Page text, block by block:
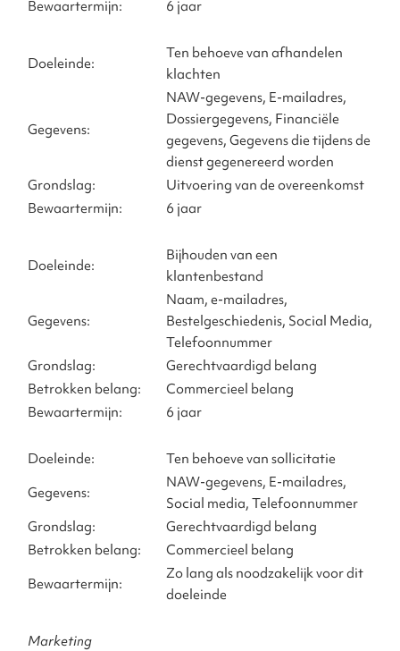
Bewaartermijn: 6 jaar
Doeleinde:
Ten behoeve van afhandelen
klachten
Gegevens:
NAW-gegevens, E-mailadres,
Dossiergegevens, Financiële
gegevens, Gegevens die tijdens de
dienst gegenereerd worden
Grondslag:
Uitvoering van de overeenkomst
Bewaartermijn:
6 jaar
Doeleinde:
Bijhouden van een
klantenbestand
Gegevens:
Naam, e-mailadres,
Bestelgeschiedenis, Social Media,
Telefoonnummer
Grondslag:
Gerechtvaardigd belang
Betrokken belang:
Commercieel belang
Bewaartermijn:
6 jaar
Doeleinde:
Ten behoeve van sollicitatie
Gegevens:
NAW-gegevens, E-mailadres,
Social media, Telefoonnummer
Grondslag:
Gerechtvaardigd belang
Betrokken belang:
Commercieel belang
Bewaartermijn:
Zo lang als noodzakelijk voor dit
doeleinde
Marketing